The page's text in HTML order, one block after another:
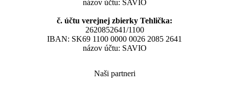
názov účtu: SAVIO
č. účtu verejnej zbierky Tehlička:
2620852641/1100
IBAN: SK69 1100 0000 0026 2085 2641
názov účtu: SAVIO
Naši partneri